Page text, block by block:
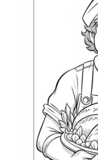
Buduje
Przyjazna do